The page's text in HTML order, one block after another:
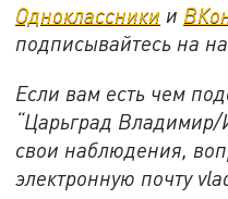
Одноклассники и
подписывайтесь на
Если вам есть чем
“Царьград
свои наблюдения,
электронную почту